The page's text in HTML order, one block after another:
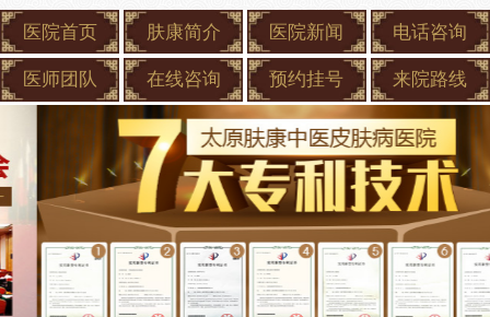
医院首页 肤康简介 医院新闻 电话咨询
医师团队 在线咨询 预约挂号 来院路线